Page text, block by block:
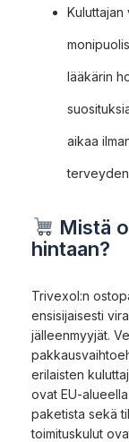
Kuluttajan
lääkärin
aikaa
Mistä
hintaan?
Trivexol:n
ensisijaisesti
jälleenmyyjät.
erilaisten
ovat EU-
paketista sekä
toimituskulut